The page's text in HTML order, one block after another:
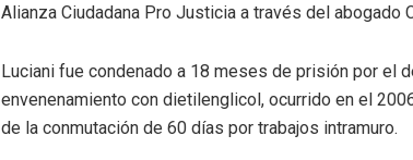
Alianza Ciudadana Pro Justicia a través del abogado
Luciani fue condenado a 18 meses de prisión por el
envenenamiento con dietilenglicol, ocurrido en el
de la conmutación de 60 días por trabajos intramuro.